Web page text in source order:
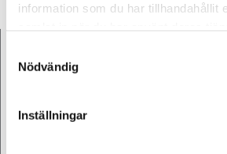
information som du har tillhandahållit
Nödvändig
Inställningar
Måndag - Öppet dygnet runt
Onsdag - Öppet dygnet runt